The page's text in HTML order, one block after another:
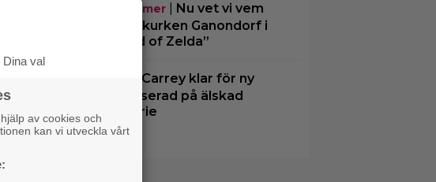
Kommande filmer| Nu vet vi vem
som spelar skurken Ganondorf i
”The Legend of Zelda”
Jim Carrey klar för ny
långfilm – baserad på älskad
animerad serie
Dina val
av cookies och
kan vi utveckla vårt